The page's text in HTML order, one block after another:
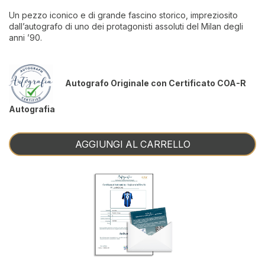
Un pezzo iconico e di grande fascino storico, impreziosito
dall’autografo di uno dei protagonisti assoluti del Milan degli
anni ’90.
Autografo Originale con Certificato COA-R
Autografia
AGGIUNGI AL CARRELLO